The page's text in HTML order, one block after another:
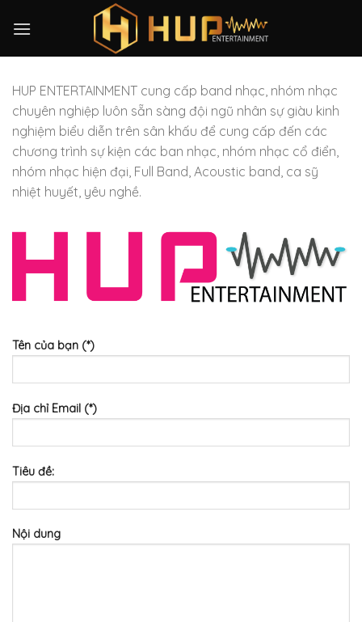
HUP ENTERTAINMENT cung cấp band nhạc, nhóm nhạc
chuyên nghiệp luôn sẵn sàng đội ngũ nhân sự giàu kinh
nghiệm biểu diễn trên sân khấu để cung cấp đến các
chương trình sự kiện các ban nhạc, nhóm nhạc cổ điển,
nhóm nhạc hiện đại, Full Band, Acoustic band, ca sỹ
nhiệt huyết, yêu nghề.
Tên của bạn (*)
Địa chỉ Email (*)
Tiêu đề:
Nội dung